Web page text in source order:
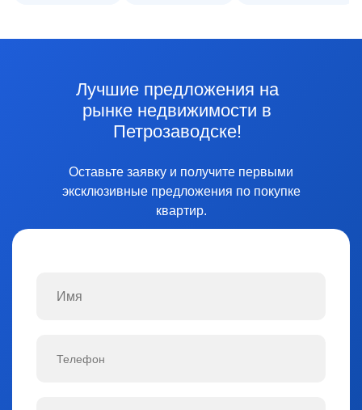
Лучшие предложения на
рынке недвижимости в
Петрозаводске!
Оставьте заявку и получите первыми
эксклюзивные предложения по покупке
квартир.